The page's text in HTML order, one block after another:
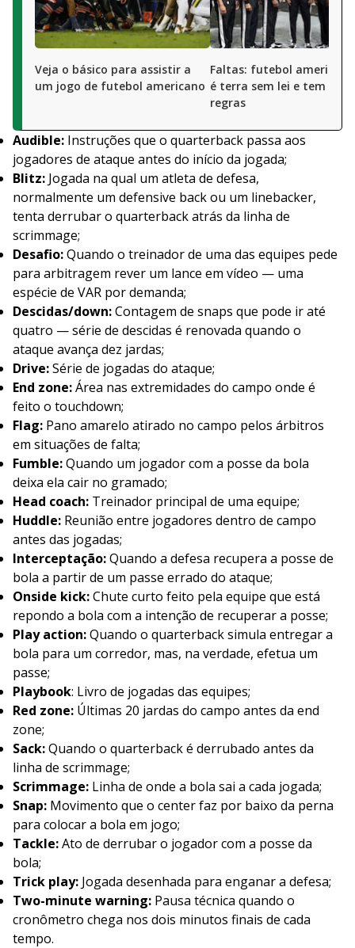
Veja o básico para assistir a
um jogo de futebol americano
Faltas: futebol
é terra sem lei e tem
regras
Audible: Instruções que o quarterback passa aos
jogadores de ataque antes do início da jogada;
Blitz: Jogada na qual um atleta de defesa,
normalmente um defensive back ou um linebacker,
tenta derrubar o quarterback atrás da linha de
scrimmage;
Desafio:Quando o treinador de uma das equipes pede
para arbitragem rever um lance em vídeo — uma
espécie de VAR por demanda;
Descidas/down:Contagem de snaps que pode ir até
quatro — série de descidas é renovada quando o
ataque avança dez jardas;
Drive:Série de jogadas do ataque;
End zone:Área nas extremidades do campo onde é
feito o touchdown;
Flag: Pano amarelo atirado no campo pelos árbitros
em situações de falta;
Fumble:Quando um jogador com a posse da bola
deixa ela cair no gramado;
Head coach: Treinador principal de uma equipe;
Huddle: Reunião entre jogadores dentro de campo
antes das jogadas;
Interceptação:Quando a defesa recupera a posse de
bola a partir de um passe errado do ataque;
Onside kick:Chute curto feito pela equipe que está
repondo a bola com a intenção de recuperar a posse;
Play action:Quando o quarterback simula entregar a
bola para um corredor, mas, na verdade, efetua um
passe;
Playbook: Livro de jogadas das equipes;
Red zone: Últimas 20 jardas do campo antes da end
zone;
Sack:Quando o quarterback é derrubado antes da
linha de scrimmage;
Scrimmage: Linha de onde a bola sai a cada jogada;
Snap: Movimento que o center faz por baixo da perna
para colocar a bola em jogo;
Tackle:Ato de derrubar o jogador com a posse da
bola;
Trick play: Jogada desenhada para enganar a defesa;
Two-minute warning: Pausa técnica quando o
cronômetro chega nos dois minutos finais de cada
tempo.